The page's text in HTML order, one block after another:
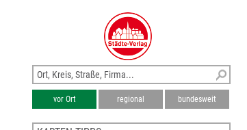
vor Ort regional bundesweit